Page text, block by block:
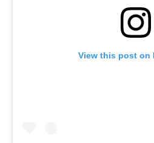
View this post on